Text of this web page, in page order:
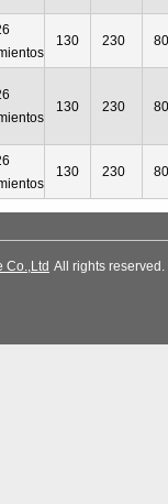
130 230
130 230
130 230
Co.,Ltd All rights